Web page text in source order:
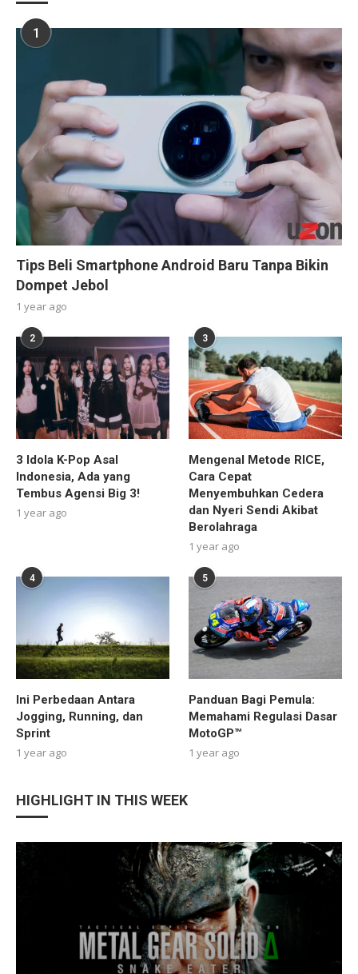
1
Tips Beli Smartphone Android Baru Tanpa Bikin
Dompet Jebol
1 year ago
2
3 Idola K-Pop Asal
Indonesia, Ada yang
Tembus Agensi Big 3!
1 year ago
3
Mengenal Metode RICE,
Cara Cepat
Menyembuhkan Cedera
dan Nyeri Sendi Akibat
Berolahraga
1 year ago
4
Ini Perbedaan Antara
Jogging, Running, dan
Sprint
1 year ago
5
Panduan Bagi Pemula:
Memahami Regulasi Dasar
MotoGP™
1 year ago
HIGHLIGHT IN THIS WEEK